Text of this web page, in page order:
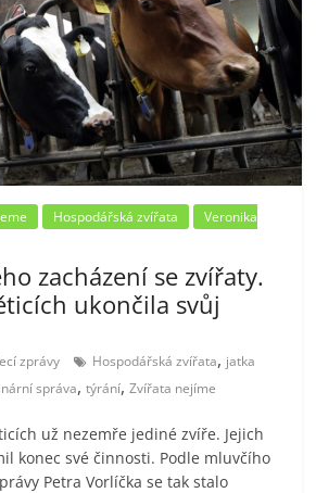
Hospodářská zvířata
Veronika
zacházení se zvířaty.
ukončila svůj
zprávy Hospodářská zvířata, jatka
správa,týrání,Zvířata nejíme
už nezemře jediné zvíře. Jejich
konec své činnosti. Podle mluvčího
Petra Vorlíčka se tak stalo